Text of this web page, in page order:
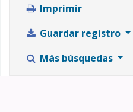
Imprimir
Guardar registro
Más búsquedas